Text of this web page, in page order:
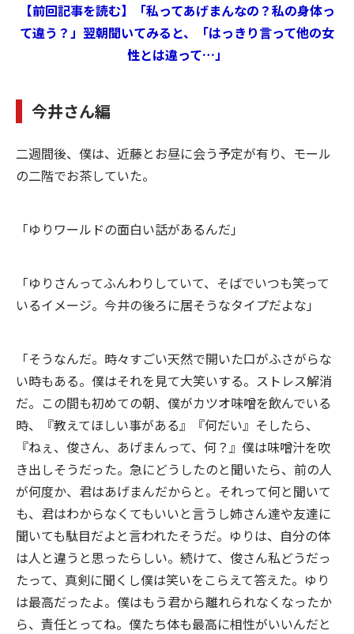
【前回記事を読む】「私ってあげまんなの？私の身体っ
て違う？」翌朝聞いてみると、「はっきり言って他の女
性とは違って…」
今井さん編
二週間後、僕は、近藤とお昼に会う予定が有り、モール
の二階でお茶していた。
「ゆりワールドの面白い話があるんだ」
「ゆりさんってふんわりしていて、そばでいつも笑って
いるイメージ。今井の後ろに居そうなタイプだよな」
「そうなんだ。時々すごい天然で開いた口がふさがらな
い時もある。僕はそれを見て大笑いする。ストレス解消
だ。この間も初めての朝、僕がカツオ味噌を飲んでいる
時、『教えてほしい事がある』『何だい』そしたら、
『ねぇ、俊さん、あげまんって、何？』僕は味噌汁を吹
き出しそうだった。急にどうしたのと聞いたら、前の人
が何度か、君はあげまんだからと。それって何と聞いて
も、君はわからなくてもいいと言うし姉さん達や友達に
聞いても駄目だよと言われたそうだ。ゆりは、自分の体
は人と違うと思ったらしい。続けて、俊さん私どうだっ
たって、真剣に聞くし僕は笑いをこらえて答えた。ゆり
は最高だったよ。僕はもう君から離れられなくなったか
ら、責任とってね。僕たち体も最高に相性がいいんだと